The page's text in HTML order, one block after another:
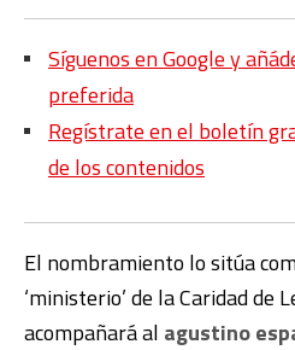
Síguenos en Google y
preferida
Regístrate en el boletín
de los contenidos
El nombramiento lo sitúa
‘ministerio’ de la Caridad de
acompañará al agustino